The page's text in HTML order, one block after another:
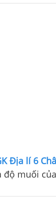
Địa lí 6
muối